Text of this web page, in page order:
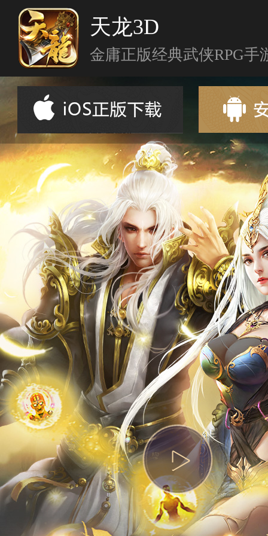
天龙3D
金庸正版经典武侠RPG手
新闻资讯
热门活动
资料站
攻略站